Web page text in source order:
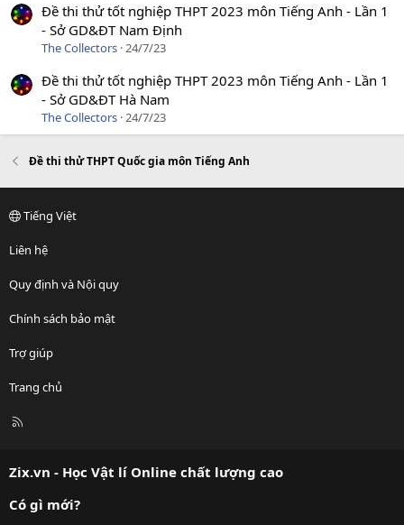
Đề thi thử tốt nghiệp THPT 2023 môn Tiếng Anh - Lần 1
- Sở GD&ĐT Nam Định
The Collectors 24/7/23
Đề thi thử tốt nghiệp THPT 2023 môn Tiếng Anh - Lần 1
- Sở GD&ĐT Hà Nam
The Collectors 24/7/23
Đề thi thử THPT Quốc gia môn Tiếng Anh
Tiếng Việt
Liên hệ
Quy định và Nội quy
Chính sách bảo mật
Trợ giúp
Trang chủ
R
Zix.vn - Học Vật lí Online chất lượng cao
Có gì mới?